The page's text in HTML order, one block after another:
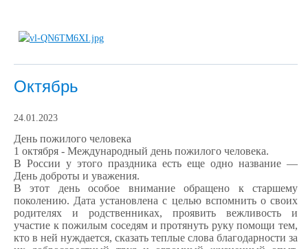
Октябрь
24.01.2023
День пожилого человека
1 октября - Международный день пожилого человека.
В России у этого праздника есть еще одно название —
День доброты и уважения.
В этот день особое внимание обращено к старшему
поколению. Дата установлена с целью вспомнить о своих
родителях и родственниках, проявить вежливость и
участие к пожилым соседям и протянуть руку помощи тем,
кто в ней нуждается, сказать теплые слова благодарности за